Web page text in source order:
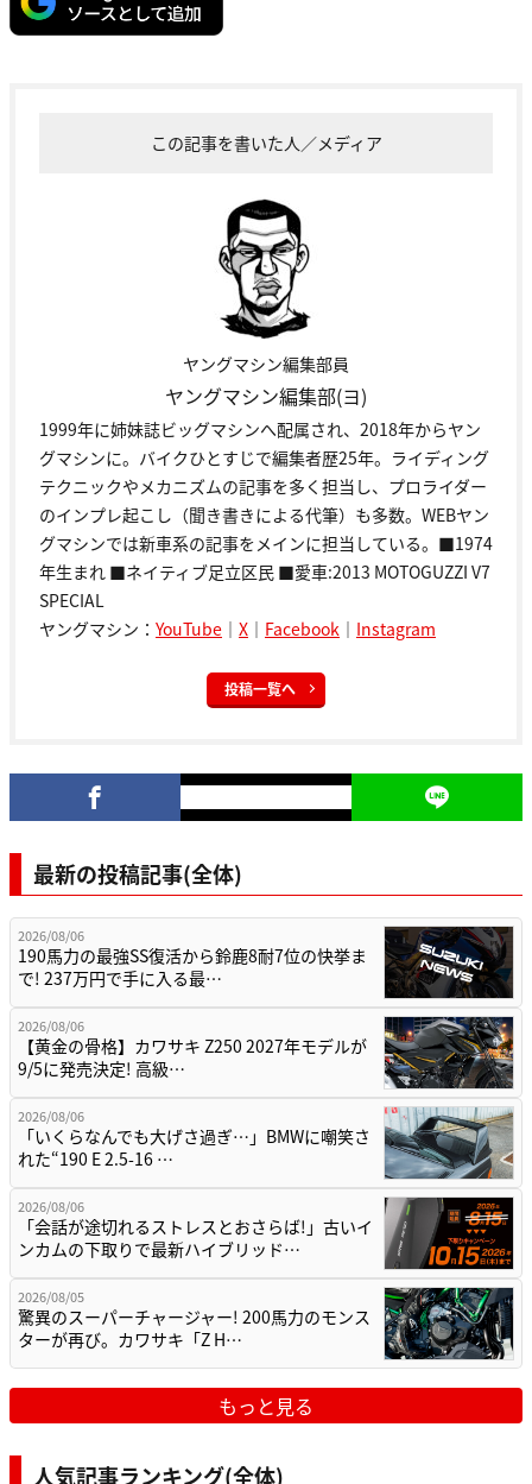
この記事を書いた人／メディア
ヤングマシン編集部員
ヤングマシン編集部(ヨ)
1999年に姉妹誌ビッグマシンへ配属され、2018年からヤン
グマシンに。バイクひとすじで編集者歴25年。ライディング
テクニックやメカニズムの記事を多く担当し、プロライダー
のインプレ起こし（聞き書きによる代筆）も多数。WEBヤン
グマシンでは新車系の記事をメインに担当している。■1974
年生まれ ■ネイティブ足立区民 ■愛車:2013 MOTOGUZZI V7
SPECIAL
ヤングマシン： YouTube ｜ X ｜ Facebook ｜ Instagram
投稿一覧へ
最新の投稿記事(全体)
2026/08/06
190馬力の最強SS復活から鈴鹿8耐7位の快挙ま
で! 237万円で手に入る最…
2026/08/06
【黄金の骨格】カワサキ Z250 2027年モデルが
9/5に発売決定! 高級…
2026/08/06
「いくらなんでも大げさ過ぎ…」BMWに嘲笑さ
れた“190 E 2.5-16 …
2026/08/06
「会話が途切れるストレスとおさらば!」古いイ
ンカムの下取りで最新ハイブリッド…
2026/08/05
驚異のスーパーチャージャー! 200馬力のモンス
ターが再び。カワサキ「Z H…
もっと見る
人気記事ランキング(全体)